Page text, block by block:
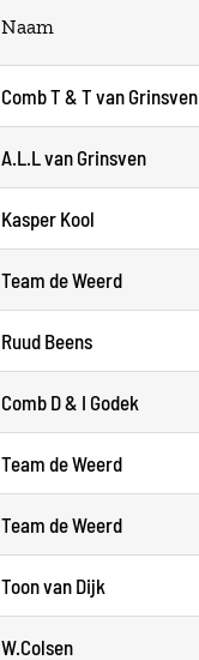
Naam
Comb T & T van Grinsven
A.L.L van Grinsven
Kasper Kool
Team de Weerd
Ruud Beens
Comb D & I Godek
Team de Weerd
Team de Weerd
Toon van Dijk
W.Colsen